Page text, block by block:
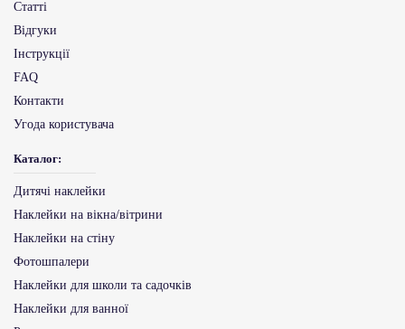
Статті
Відгуки
Інструкції
FAQ
Контакти
Угода користувача
Каталог:
Дитячі наклейки
Наклейки на вікна/вітрини
Наклейки на стіну
Фотошпалери
Наклейки для школи та садочків
Наклейки для ванної